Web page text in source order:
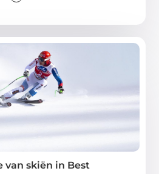
van skiën in Best